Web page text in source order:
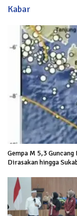
Kabar
Gempa M 5,3
Dirasakan hingga